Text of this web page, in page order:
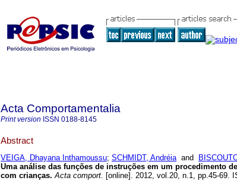
Acta Comportamentalia
Print version ISSN 0188-8145
Abstract
VEIGA, Dhayana Inthamoussu; SCHMIDT, Andréiaand
Uma análise das funções de instruções em um procedimento
com crianças. Acta comport. [online]. 2012, vol.20, n.1, pp.45-69.